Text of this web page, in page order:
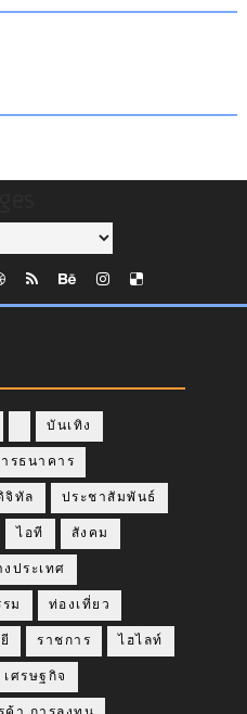
บันเทิง
รธนาคาร
จิทัล ประชาสัมพันธ์
ไอที สังคม
ประเทศ
ม ท่องเที่ยว
ราชการ ไฮไลท์
เศรษฐกิจ